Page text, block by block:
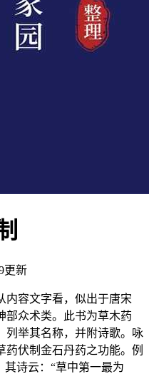
更新
内容文字看，似出于唐宋
部众术类。此书为草木药
列举其名称，并附诗歌。咏
伏制金石丹药之功能。例
其诗云：“草中第一最为